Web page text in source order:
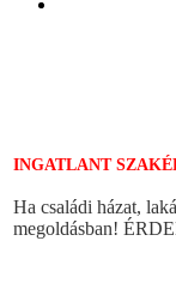
INGATLANT
Ha családi házat,
megoldásban!